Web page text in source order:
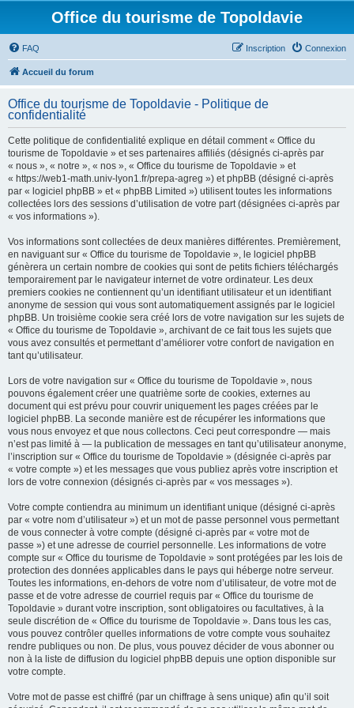
Office du tourisme de Topoldavie
FAQ Connexion
Inscription
Accueil du forum
Office du tourisme de Topoldavie - Politique de
confidentialité
Cette politique de confidentialité explique en détail comment « Office du
tourisme de Topoldavie » et ses partenaires affiliés (désignés ci-après par
« nous », « notre », « nos », « Office du tourisme de Topoldavie » et
« https://web1-math.univ-lyon1.fr/prepa-agreg ») et phpBB (désigné ci-après
par « logiciel phpBB » et « phpBB Limited ») utilisent toutes les informations
collectées lors des sessions d’utilisation de votre part (désignées ci-après par
« vos informations »).
Vos informations sont collectées de deux manières différentes. Premièrement,
en naviguant sur « Office du tourisme de Topoldavie », le logiciel phpBB
génèrera un certain nombre de cookies qui sont de petits fichiers téléchargés
temporairement par le navigateur internet de votre ordinateur. Les deux
premiers cookies ne contiennent qu’un identifiant utilisateur et un identifiant
anonyme de session qui vous sont automatiquement assignés par le logiciel
phpBB. Un troisième cookie sera créé lors de votre navigation sur les sujets de
« Office du tourisme de Topoldavie », archivant de ce fait tous les sujets que
vous avez consultés et permettant d’améliorer votre confort de navigation en
tant qu’utilisateur.
Lors de votre navigation sur « Office du tourisme de Topoldavie », nous
pouvons également créer une quatrième sorte de cookies, externes au
document qui est prévu pour couvrir uniquement les pages créées par le
logiciel phpBB. La seconde manière est de récupérer les informations que
vous nous envoyez et que nous collectons. Ceci peut correspondre — mais
n’est pas limité à — la publication de messages en tant qu’utilisateur anonyme,
l’inscription sur « Office du tourisme de Topoldavie » (désignée ci-après par
« votre compte ») et les messages que vous publiez après votre inscription et
lors de votre connexion (désignés ci-après par « vos messages »).
Votre compte contiendra au minimum un identifiant unique (désigné ci-après
par « votre nom d’utilisateur ») et un mot de passe personnel vous permettant
de vous connecter à votre compte (désigné ci-après par « votre mot de
passe ») et une adresse de courriel personnelle. Les informations de votre
compte sur « Office du tourisme de Topoldavie » sont protégées par les lois de
protection des données applicables dans le pays qui héberge notre serveur.
Toutes les informations, en-dehors de votre nom d’utilisateur, de votre mot de
passe et de votre adresse de courriel requis par « Office du tourisme de
Topoldavie » durant votre inscription, sont obligatoires ou facultatives, à la
seule discrétion de « Office du tourisme de Topoldavie ». Dans tous les cas,
vous pouvez contrôler quelles informations de votre compte vous souhaitez
rendre publiques ou non. De plus, vous pouvez décider de vous abonner ou
non à la liste de diffusion du logiciel phpBB depuis une option disponible sur
votre compte.
Votre mot de passe est chiffré (par un chiffrage à sens unique) afin qu’il soit